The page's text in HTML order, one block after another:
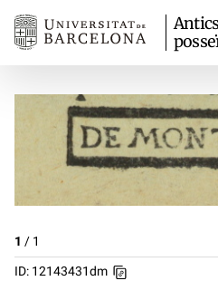
Antics
1 / 1
ID: 12143431dm